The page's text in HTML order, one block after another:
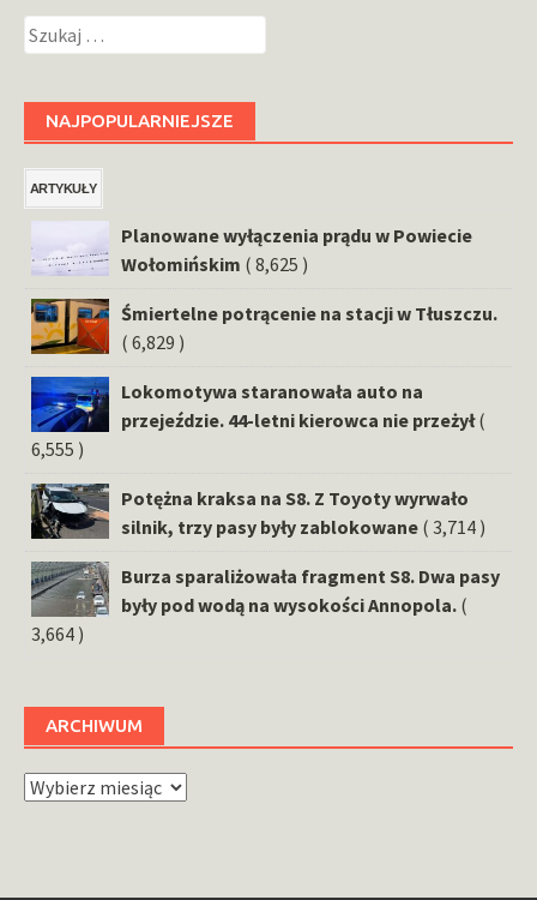
Szukaj:
NAJPOPULARNIEJSZE
ARTYKUŁY
Planowane wyłączenia prądu w Powiecie
Wołomińskim ( 8,625 )
Śmiertelne potrącenie na stacji w Tłuszczu.
( 6,829 )
Lokomotywa staranowała auto na
przejeździe. 44-letni kierowca nie przeżył (
6,555 )
Potężna kraksa na S8. Z Toyoty wyrwało
silnik, trzy pasy były zablokowane ( 3,714 )
Burza sparaliżowała fragment S8. Dwa pasy
były pod wodą na wysokości Annopola. (
3,664 )
ARCHIWUM
Archiwum